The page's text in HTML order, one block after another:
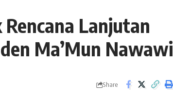
Lanjutan
Ma’Mun Nawawi
Share